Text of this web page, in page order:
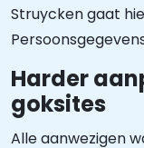
Struycken gaat
Harder
goksites
Alle aanwezigen